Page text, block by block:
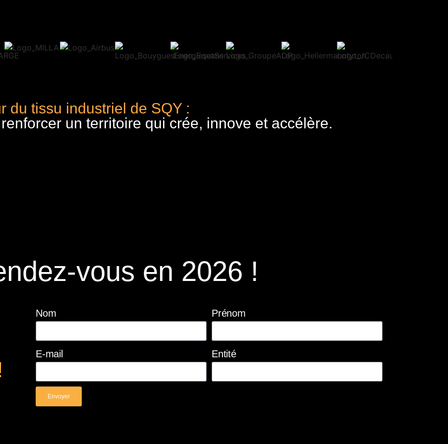
du tissu industriel de SQY :
un territoire qui crée, innove et accélère.
vous en 2026 !
Nom Prénom
E-mail Entité
Envoyer